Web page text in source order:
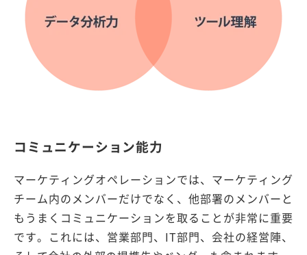
コミュニケーション能力
マーケティングオペレーションでは、マーケティング
チーム内のメンバーだけでなく、他部署のメンバーと
もうまくコミュニケーションを取ることが非常に重要
です。これには、営業部門、IT部門、会社の経営陣、